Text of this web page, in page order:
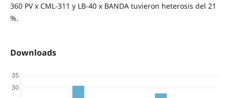
360 PV x CML-311 y LB-40 x BANDA tuvieron heterosis del 21
%.
Downloads